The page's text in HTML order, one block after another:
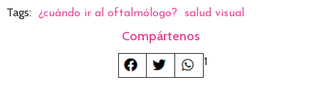
Tags: ¿cuándo ir al oftalmólogo? salud visual
Compártenos
1